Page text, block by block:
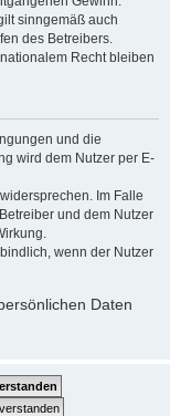
sinngemäß auch
des Betreibers.
Recht bleiben
und die
wird dem Nutzer per E-
Im Falle
und dem Nutzer
wenn der Nutzer
Daten